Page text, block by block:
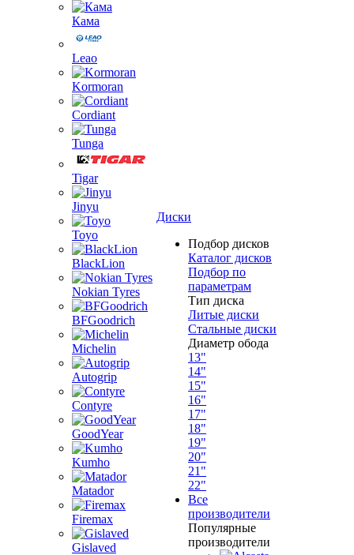
Кама
Leao
Kormoran
Cordiant
Tunga
Tigar
Jinyu
Toyo
BlackLion
Nokian Tyres
BFGoodrich
Michelin
Autogrip
Contyre
GoodYear
Kumho
Matador
Firemax
Gislaved
Диски
Подбор дисков
Каталог дисков
Подбор по
параметрам
Тип диска
Литые диски
Стальные диски
Диаметр обода
13"
14"
15"
16"
17"
18"
19"
20"
21"
22"
Все
производители
Популярные
производители